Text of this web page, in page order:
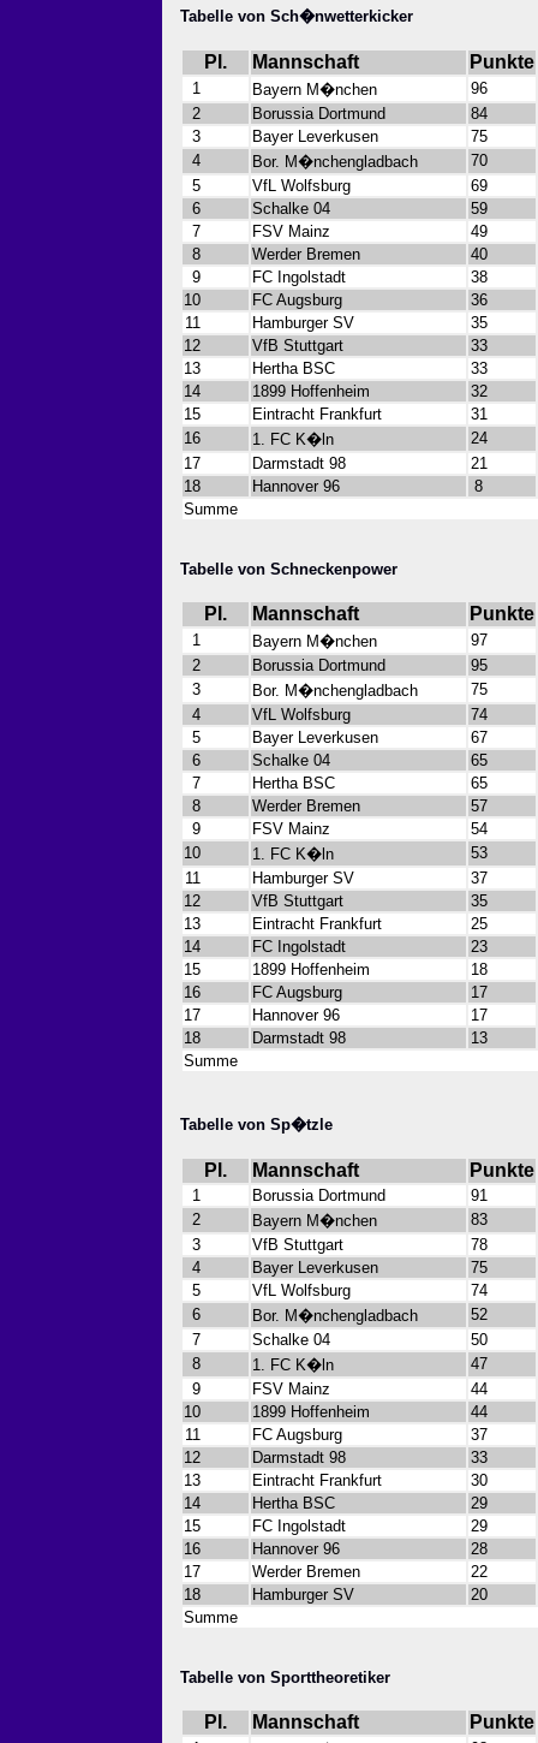
Tabelle von Sch�nwetterkicker
Pl. Mannschaft Punkte
1 Bayern M�nchen
96
2
Borussia Dortmund
84
3
Bayer Leverkusen
75
4
Bor. M�nchengladbach
70
5
VfL Wolfsburg
69
6
Schalke 04
59
7
FSV Mainz
49
8
Werder Bremen
40
9
FC Ingolstadt
38
10
FC Augsburg
36
11
Hamburger SV
35
12
VfB Stuttgart
33
13
Hertha BSC
33
14
1899 Hoffenheim
32
15
Eintracht Frankfurt
31
16
1. FC K�ln
24
17
Darmstadt 98
21
18
Hannover 96
8
Summe
Tabelle von Schneckenpower
Pl. Mannschaft Punkte
1 Bayern M�nchen
97
2
Borussia Dortmund
95
3
Bor. M�nchengladbach
75
4
VfL Wolfsburg
74
5
Bayer Leverkusen
67
6
Schalke 04
65
7
Hertha BSC
65
8
Werder Bremen
57
9
FSV Mainz
54
10
1. FC K�ln
53
11
Hamburger SV
37
12
VfB Stuttgart
35
13
Eintracht Frankfurt
25
14
FC Ingolstadt
23
15
1899 Hoffenheim
18
16
FC Augsburg
17
17
Hannover 96
17
18
Darmstadt 98
13
Summe
Tabelle von Sp�tzle
Pl. Mannschaft Punkte
1 Borussia Dortmund
91
2
Bayern M�nchen
83
3
VfB Stuttgart
78
4
Bayer Leverkusen
75
5
VfL Wolfsburg
74
6
Bor. M�nchengladbach
52
7
Schalke 04
50
8
1. FC K�ln
47
9
FSV Mainz
44
10
1899 Hoffenheim
44
11
FC Augsburg
37
12
Darmstadt 98
33
13
Eintracht Frankfurt
30
14
Hertha BSC
29
15
FC Ingolstadt
29
16
Hannover 96
28
17
Werder Bremen
22
18
Hamburger SV
20
Summe
Tabelle von Sporttheoretiker
Pl. Mannschaft Punkte